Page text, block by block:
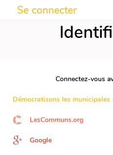
Se connecter
Connectez-vous
Démocratisons les
LesCommuns.org
Google